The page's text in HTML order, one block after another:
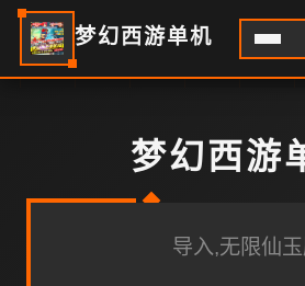
梦幻西游单机
梦幻西游
导入,无限仙